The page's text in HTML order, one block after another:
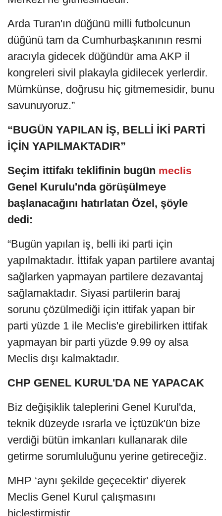
Arda Turan'ın düğünü milli futbolcunun
düğünü tam da Cumhurbaşkanının resmi
aracıyla gidecek düğündür ama AKP il
kongreleri sivil plakayla gidilecek yerlerdir.
Mümkünse, doğrusu hiç gitmemesidir, bunu
savunuyoruz.”
“BUGÜN YAPILAN İŞ, BELLİ İKİ PARTİ
İÇİN YAPILMAKTADIR”
Seçim ittifakı teklifinin bugün meclis
Genel Kurulu'nda görüşülmeye
başlanacağını hatırlatan Özel, şöyle
dedi:
“Bugün yapılan iş, belli iki parti için
yapılmaktadır. İttifak yapan partilere avantaj
sağlarken yapmayan partilere dezavantaj
sağlamaktadır. Siyasi partilerin baraj
sorunu çözülmediği için ittifak yapan bir
parti yüzde 1 ile Meclis'e girebilirken ittifak
yapmayan bir parti yüzde 9.99 oy alsa
Meclis dışı kalmaktadır.
CHP GENEL KURUL'DA NE YAPACAK
Biz değişiklik taleplerini Genel Kurul'da,
teknik düzeyde ısrarla ve İçtüzük'ün bize
verdiği bütün imkanları kullanarak dile
getirme sorumluluğunu yerine getireceğiz.
MHP ‘aynı şekilde geçecektir' diyerek
Meclis Genel Kurul çalışmasını
hiçleştirmiştir.